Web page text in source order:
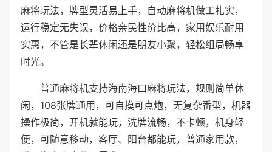
麻将玩法，牌型灵活易上手，自动麻将机做工扎实，
运行稳定无失误，价格亲民性价比高，家用娱乐耐用
实惠，不管是长辈休闲还是朋友小聚，轻松组局畅享
时光。
普通麻将机支持海南海口麻将玩法，规则简单休
闲，108张牌通用，可自摸可点炮，无复杂番型，机器
操作极简，开机就能玩，洗牌流畅，不卡顿，机身轻
便，可随意移动，客厅、阳台都能玩，普通家用款，